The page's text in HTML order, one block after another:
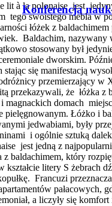
Konferencja
lit à la polonaise jest
tego swoistego mebla w
łóżek z
Baldachim, nazywany
stosowany był
dworskim.
stając się manifestacją
przemierzający
przekazywali, że łóżka z
magnackich domach
pielęgnowanym. Łóżko i
jedwabiami, były
i ogólnie sztuką
jest jedną z
z baldachimem, który
kształcie litery S żebrach
Francuzi
pałacowych,
a liczyły się